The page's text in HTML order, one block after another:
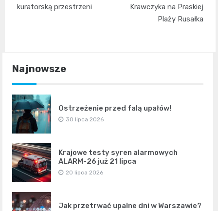
kuratorską przestrzeni
Krawczyka na Praskiej
Plaży Rusałka
Najnowsze
Ostrzeżenie przed falą upałów!
30 lipca 2026
Krajowe testy syren alarmowych
ALARM-26 już 21 lipca
20 lipca 2026
Jak przetrwać upalne dni w Warszawie?